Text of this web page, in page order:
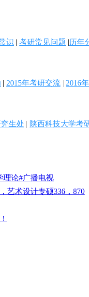
识 | 考研常见问题 |历年
| 2015年考研交流 | 2016
生处 | 陕西科技大学考
理论#广播电视
艺术设计专硕336，870